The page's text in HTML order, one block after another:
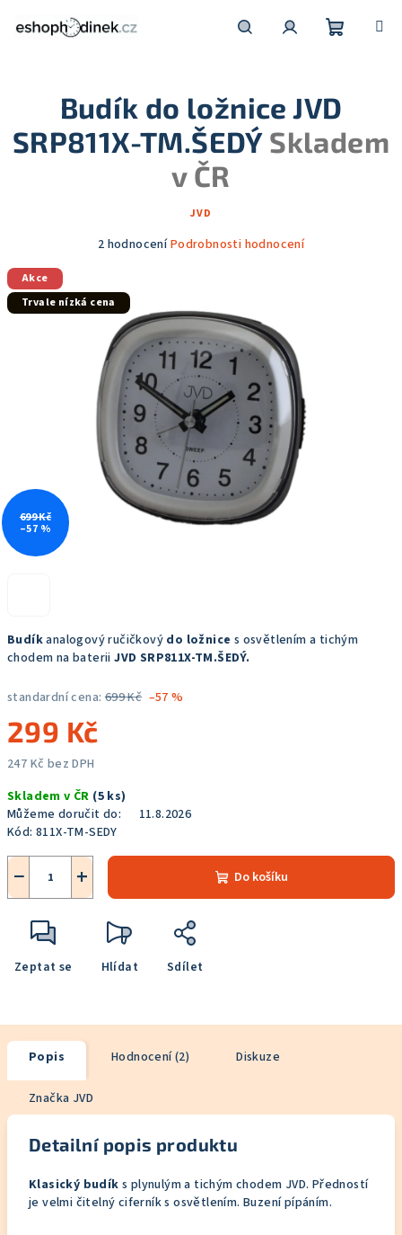
košík
Budíkanalogový ručičkový do ložnice s osvětlením a tichým
chodem na bateriiJVD SRP811X-TM.ŠEDÝ.
standardní cena: 699 Kč –57 %
299 Kč
247 Kč bez DPH
cena:
Skladem v ČR (5 ks)
Můžeme doručit do:
11.8.2026
Kód: 811X-TM-SEDY
+
− Do košíku
Zeptat se Hlídat Sdílet
Budík do ložnice JVD
SRP811X-TM.ŠEDÝ Skladem
v ČR
JVD
Průměrné
je
5,0
hvězdiček.
2 hodnoceníPodrobnosti hodnocení
Akce
Trvale nízká cena
699 Kč
–57 %
Popis Hodnocení (2) Diskuze
Značka JVD
Detailní popis produktu
Klasický budík s plynulým a tichým chodem JVD. Předností
je velmi čitelný ciferník s osvětlením. Buzení pípáním.